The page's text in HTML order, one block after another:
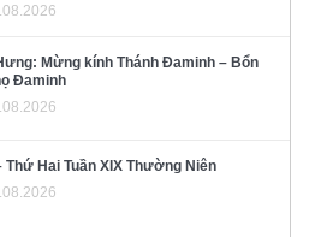
Mừng kính Thánh Đaminh – Bổn
Đaminh
Thứ Hai Tuần XIX Thường Niên